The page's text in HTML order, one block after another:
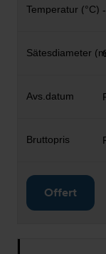
Offert